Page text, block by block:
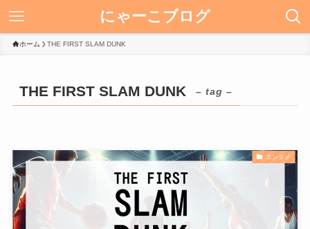
にゃーこブログ
ホーム THE FIRST SLAM DUNK
THE FIRST SLAM DUNK – tag –
エンタメ